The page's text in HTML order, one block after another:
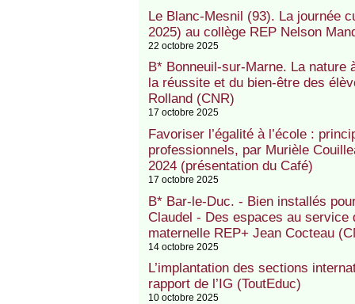
Le Blanc-Mesnil (93). La journée
2025) au collège REP Nelson
22 octobre 2025
B* Bonneuil-sur-Marne. La nature
la réussite et du bien-être des
Rolland (CNR)
17 octobre 2025
Favoriser l’égalité à l’école :
professionnels, par Murièle
2024 (présentation du Café)
17 octobre 2025
B* Bar-le-Duc. - Bien installés
Claudel - Des espaces au
maternelle REP+ Jean Cocteau
14 octobre 2025
L’implantation des sections
rapport de l’IG (ToutEduc)
10 octobre 2025